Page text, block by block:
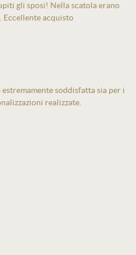
gli sposi! Nella scatola erano
Eccellente acquisto
soddisfatta sia per i
realizzate.